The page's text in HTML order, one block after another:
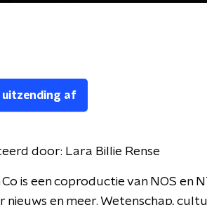
uitzending af
door: Lara Billie Rense
Co is een coproductie van NOS en
nieuws en meer. Wetenschap,